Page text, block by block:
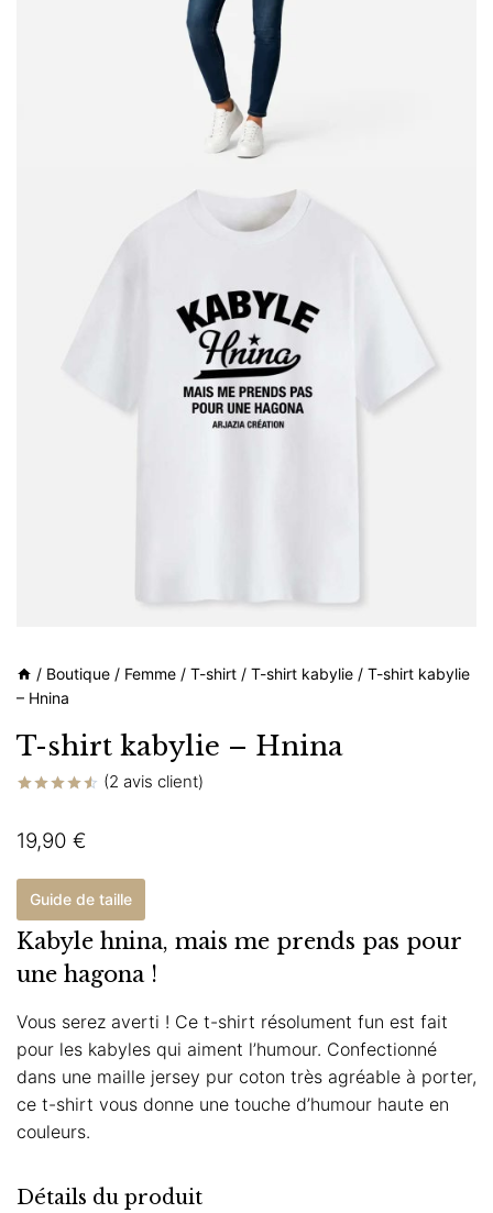
/ Boutique / Femme / T-shirt / T-shirt kabylie / T-shirt kabylie
– Hnina
T-shirt kabylie – Hnina
basé sur
notations
(2 avis client)
19,90 €
Guide de taille
Kabyle hnina, mais me prends pas pour
une hagona !
Vous serez averti ! Ce t-shirt résolument fun est fait
pour les kabyles qui aiment l’humour. Confectionné
dans une maille jersey pur coton très agréable à porter,
ce t-shirt vous donne une touche d’humour haute en
couleurs.
Détails du produit